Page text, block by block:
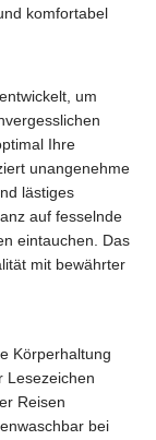
komfortabel
um
Ihre
unangenehme
lästiges
auf fesselnde
eintauchen. Das
mit bewährter
Körperhaltung
Lesezeichen
Reisen
bei